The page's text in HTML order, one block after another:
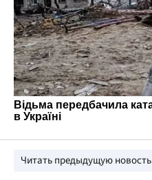
Читать предыдущую новость